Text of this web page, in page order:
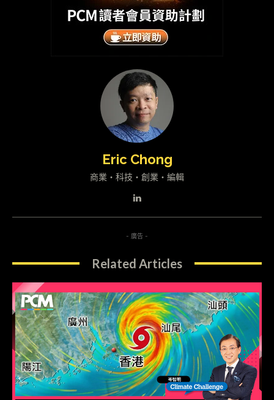
Eric Chong
商業・科技・創業・編輯
- 廣告 -
Related Articles